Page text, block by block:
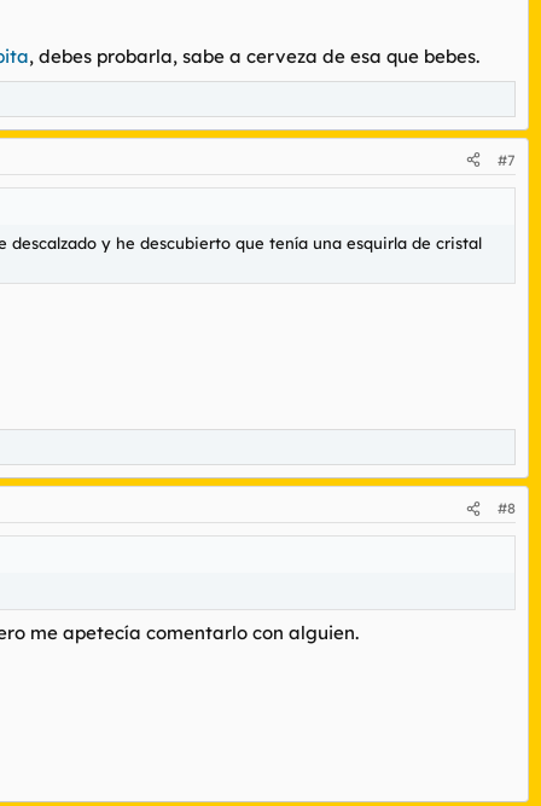
, debes probarla, sabe a cerveza de esa que bebes.
#7
y he descubierto que tenía una esquirla de cristal
#8
me apetecía comentarlo con alguien.